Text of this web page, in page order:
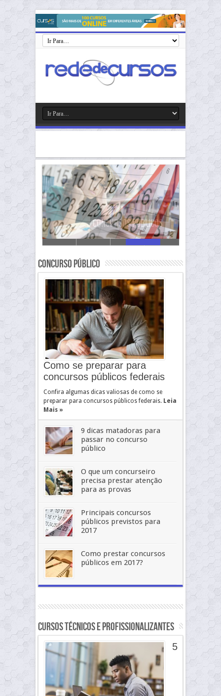
Vestibular
Concurso Público
Como se preparar para
concursos públicos federais
Confira algumas dicas valiosas de como se
preparar para concursos públicos federais. Leia
Mais »
9 dicas matadoras para
passar no concurso
público
O que um concurseiro
precisa prestar atenção
para as provas
Principais concursos
públicos previstos para
2017
Como prestar concursos
públicos em 2017?
Cursos Técnicos e Profissionalizantes
5